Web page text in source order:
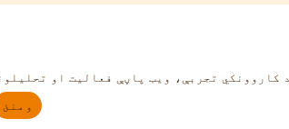
© باوسو ۲۰۲۵. د خیریه کمیسیون شمیره: ۱۰۸۴۸۵۴. د شرکت شمیره: ۰۳۱۵۲۵۹۰. ویب پاڼه د
کاروونکي تجربې، ویب پاڼې فعالیت او
ومنئ